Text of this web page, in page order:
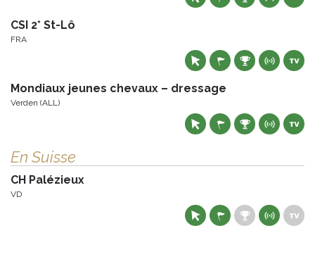
CSI 2* St-Lô
FRA
Mondiaux jeunes chevaux – dressage
Verden (ALL)
En Suisse
CH Palézieux
VD